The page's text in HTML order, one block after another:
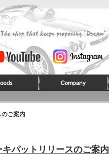
のご案内
パットリリースのご案内